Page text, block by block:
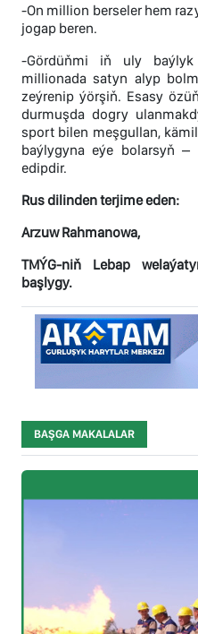
-On million berseler hem
jogap beren.
-Gördüňmi iň uly
millionada satyn alyp
zeýrenip ýörşiň. Esasy
durmuşda dogry
sport bilen meşgullan,
baýlygyna eýe bolarsyň
edipdir.
Rus dilinden terjime eden:
Arzuw Rahmanowa,
TMÝG-niň Lebap
başlygy.
BAŞGA MAKALALAR